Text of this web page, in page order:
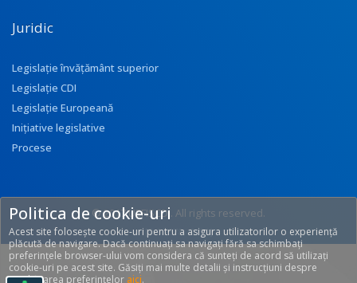
Juridic
Legislație învățământ superior
Legislație CDI
Legislație Europeană
Inițiative legislative
Procese
© 2017 UEFISCDI. All rights reserved.
[T: 0.2578, O: 92]
Politica de cookie-uri
Acest site folosește cookie-uri pentru a asigura utilizatorilor o experiență
plăcută de navigare. Dacă continuați sa navigați fără sa schimbați
preferințele browser-ului vom considera că sunteți de acord să utilizați
cookie-uri pe acest site. Găsiți mai multe detalii și instrucțiuni despre
modificarea preferințelor aici.